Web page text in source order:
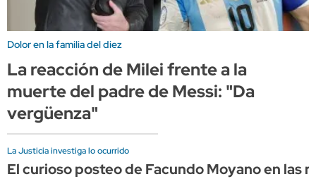
Dolor en la familia del diez
La reacción de Milei frente a la
muerte del padre de Messi: "Da
vergüenza"
La Justicia investiga lo ocurrido
El curioso posteo de Facundo Moyano en las